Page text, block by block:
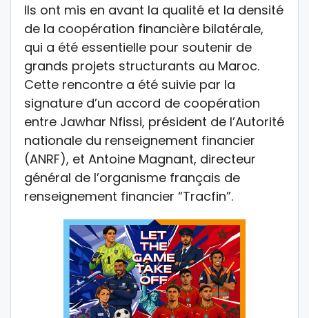
Ils ont mis en avant la qualité et la densité
de la coopération financière bilatérale,
qui a été essentielle pour soutenir de
grands projets structurants au Maroc.
Cette rencontre a été suivie par la
signature d’un accord de coopération
entre Jawhar Nfissi, président de l’Autorité
nationale du renseignement financier
(ANRF), et Antoine Magnant, directeur
général de l’organisme français de
renseignement financier “Tracfin”.